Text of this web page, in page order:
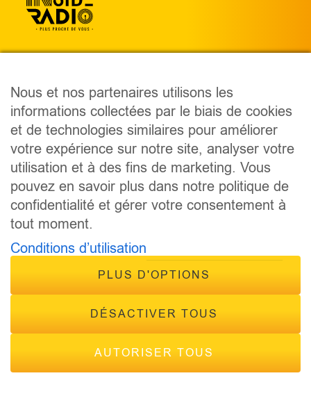
PODCAST
ANIMATEURS
CONCOURS
ÉVÈNEMENTS
CONTACT
FRÉQUENCES
© 2026 - Tous droits réservés Inside Radio, site réalisé par
Inside Communication
Mentions légales-Politique de confidentialité
Nous et nos partenaires utilisons les
informations collectées par le biais de cookies
et de technologies similaires pour améliorer
votre expérience sur notre site, analyser votre
utilisation et à des fins de marketing. Vous
pouvez en savoir plus dans notre politique de
confidentialité et gérer votre consentement à
tout moment.
Conditions d’utilisation
PLUS D'OPTIONS
DÉSACTIVER TOUS
AUTORISER TOUS